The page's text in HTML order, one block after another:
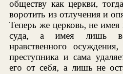
обществу как церкви,
воротить из отлучения и
Теперь же церковь, не имея
суда, а имея лишь
нравственного
преступника и сама
его от себя, а лишь не